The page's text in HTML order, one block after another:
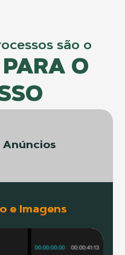
são o
O
Anúncios
e Imagens